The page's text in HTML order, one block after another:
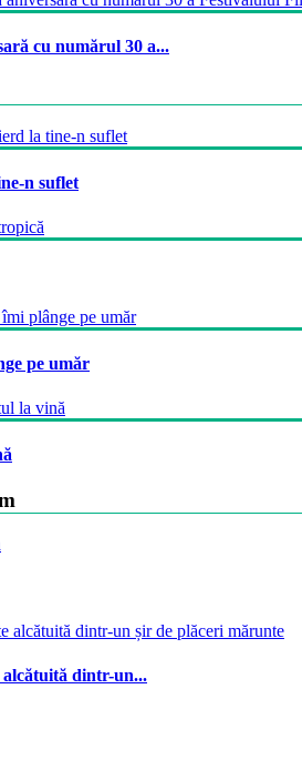
cu numărul 30 a...
n suflet
pe umăr
alcătuită dintr-un...